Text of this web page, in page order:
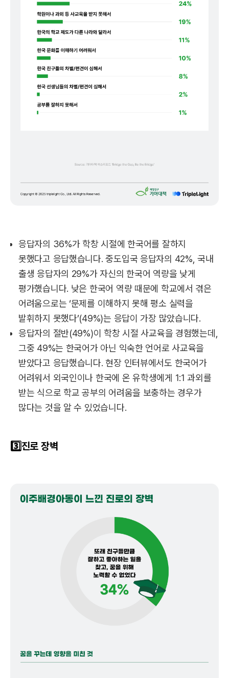
응답자의 36%가 학창 시절에 한국어를 잘하지
못했다고 응답했습니다. 중도입국 응답자의 42%, 국내
출생 응답자의 29%가 자신의 한국어 역량을 낮게
평가했습니다. 낮은 한국어 역량 때문에 학교에서 겪은
어려움으로는 ‘문제를 이해하지 못해 평소 실력을
발휘하지 못했다’(49%)는 응답이 가장 많았습니다.
응답자의 절반(49%)이 학창 시절 사교육을 경험했는데,
그중 49%는 한국어가 아닌 익숙한 언어로 사교육을
받았다고 응답했습니다. 현장 인터뷰에서도 한국어가
어려워서 외국인이나 한국에 온 유학생에게 1:1 과외를
받는 식으로 학교 공부의 어려움을 보충하는 경우가
많다는 것을 알 수 있었습니다.
3️⃣진로 장벽